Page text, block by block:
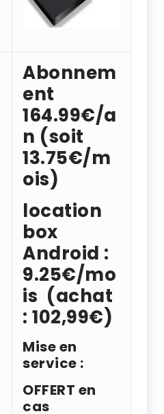
Abonnem
ent
164.99€/a
n (soit
13.75€/m
ois)
location
box
Android :
9.25€/mo
is (achat
: 102,99€)
Mise en
service :
OFFERT en
cas